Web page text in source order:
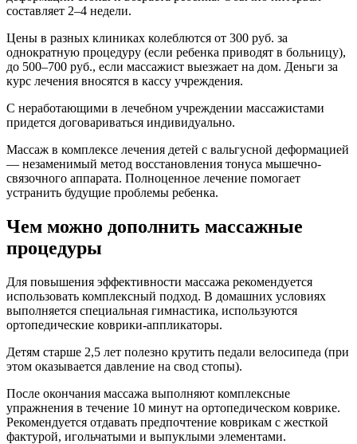
составляет 2–4 недели.
Цены в разных клиниках колеблются от 300 руб. за
однократную процедуру (если ребенка приводят в больницу),
до 500–700 руб., если массажист выезжает на дом. Деньги за
курс лечения вносятся в кассу учреждения.
С неработающими в лечебном учреждении массажистами
придется договариваться индивидуально.
Массаж в комплексе лечения детей с вальгусной деформацией
— незаменимый метод восстановления тонуса мышечно-
связочного аппарата. Полноценное лечение помогает
устранить будущие проблемы ребенка.
Чем можно дополнить массажные
процедуры
Для повышения эффективности массажа рекомендуется
использовать комплексный подход. В домашних условиях
выполняется специальная гимнастика, используются
ортопедические коврики-аппликаторы.
Детям старше 2,5 лет полезно крутить педали велосипеда (при
этом оказывается давление на свод стопы).
После окончания массажа выполняют комплексные
упражнения в течение 10 минут на ортопедическом коврике.
Рекомендуется отдавать предпочтение коврикам с жесткой
фактурой, игольчатыми и выпуклыми элементами.